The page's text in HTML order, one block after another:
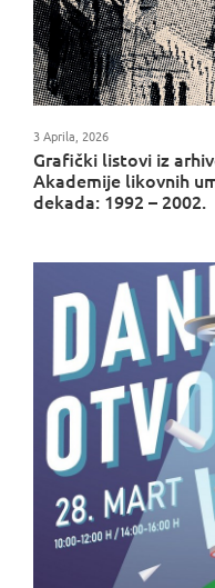
Grafički listovi iz
Akademije likovnih
dekada: 1992 – 2002.
3 Aprila, 2026